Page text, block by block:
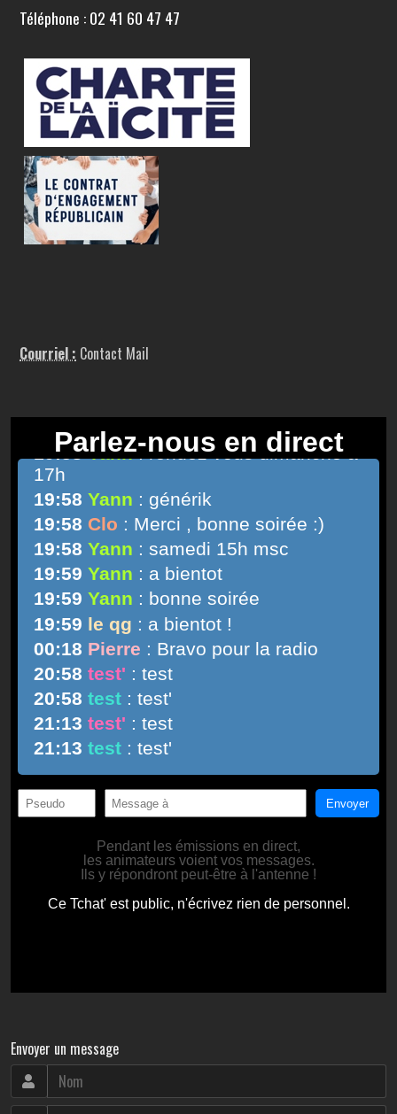
Téléphone : 02 41 60 47 47
Courriel : Contact Mail
Envoyer un message